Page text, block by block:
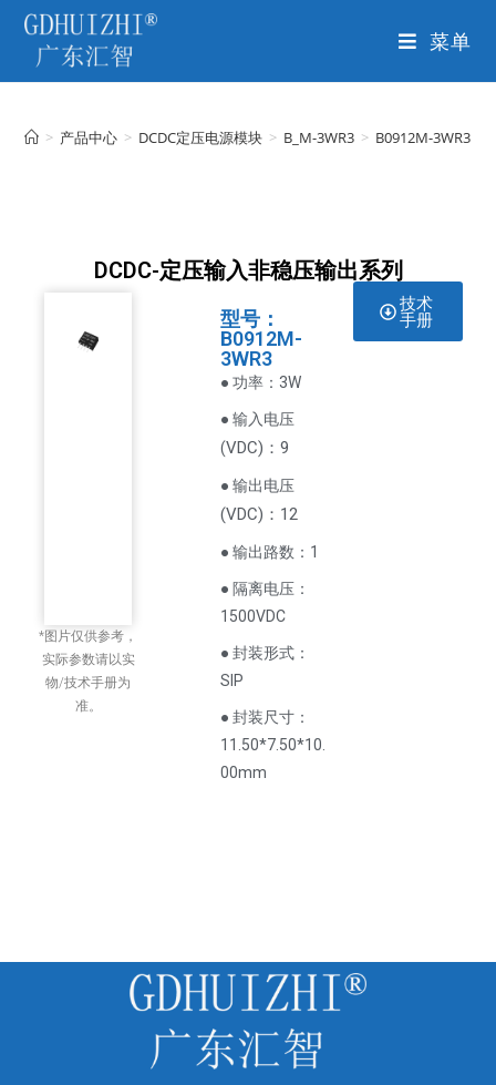
菜单
> 产品中心 > DCDC定压电源模块 > B_M-3WR3 > B0912M-3WR3
DCDC-定压输入非稳压输出系列
*图片仅供参考，
实际参数请以实
物/技术手册为
准。
型号：
B0912M-
3WR3
● 功率：3W
● 输入电压
(VDC)：9
● 输出电压
(VDC) ：12
● 输出路数：1
● 隔离电压：
1500VDC
● 封装形式：
SIP
● 封装尺寸：
11.50*7.50*10.
00mm
技术
手册